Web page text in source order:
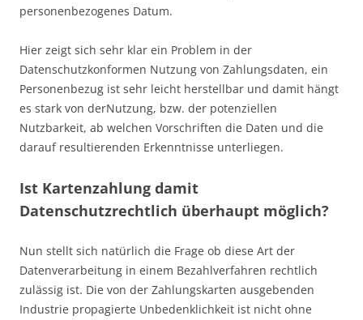
personenbezogenes Datum.
Hier zeigt sich sehr klar ein Problem in der
Datenschutzkonformen Nutzung von Zahlungsdaten, ein
Personenbezug ist sehr leicht herstellbar und damit hängt
es stark von derNutzung, bzw. der potenziellen
Nutzbarkeit, ab welchen Vorschriften die Daten und die
darauf resultierenden Erkenntnisse unterliegen.
Ist Kartenzahlung damit
Datenschutzrechtlich überhaupt möglich?
Nun stellt sich natürlich die Frage ob diese Art der
Datenverarbeitung in einem Bezahlverfahren rechtlich
zulässig ist. Die von der Zahlungskarten ausgebenden
Industrie propagierte Unbedenklichkeit ist nicht ohne